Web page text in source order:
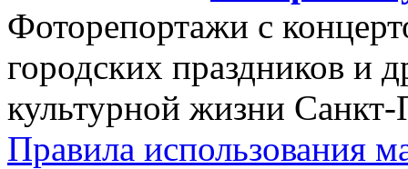
Фоторепортажи с
городских праздников и
культурной жизни Санкт-
Правила использования